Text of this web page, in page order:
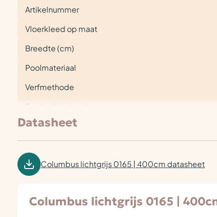
Artikelnummer
Vloerkleed op maat
Breedte (cm)
Poolmateriaal
Verfmethode
Totale dikte (mm)
Datasheet
Columbus lichtgrijs 0165 | 400cm datasheet
Columbus lichtgrijs 0165 |